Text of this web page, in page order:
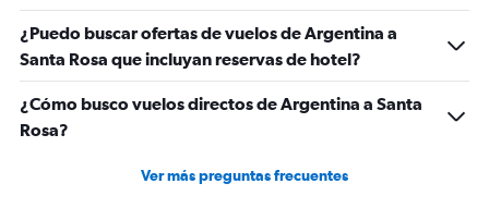
¿Puedo buscar ofertas de vuelos de Argentina a
Santa Rosa que incluyan reservas de hotel?
¿Cómo busco vuelos directos de Argentina a Santa
Rosa?
Ver más preguntas frecuentes